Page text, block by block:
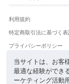
当サイトは、お客
最適な経験ができ
ーケティング活動
利用規約
特定商取引法に基づく表
プライバシーポリシー
運営会社
お問合せ